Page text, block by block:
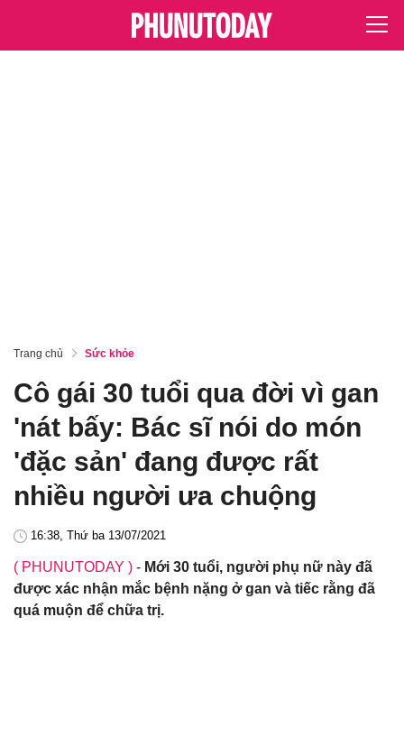
Trang chủ Sức khỏe
Cô gái 30 tuổi qua đời vì gan
'nát bấy: Bác sĩ nói do món
'đặc sản' đang được rất
nhiều người ưa chuộng
16:38, Thứ ba 13/07/2021
( PHUNUTODAY ) - Mới 30 tuổi, người phụ nữ này đã
được xác nhận mắc bệnh nặng ở gan và tiếc rằng đã
quá muộn để chữa trị.